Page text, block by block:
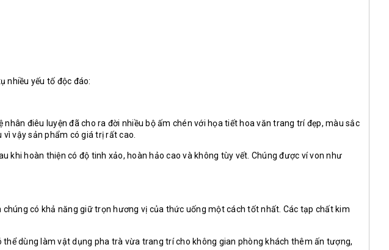
nhiều yếu tố độc đáo:
điêu luyện đã cho ra đời nhiều bộ ấm chén với họa tiết hoa văn trang trí đẹp, màu sắc
vậy sản phẩm có giá trị rất cao.
khi hoàn thiện có độ tinh xảo, hoàn hảo cao và không tùy vết. Chúng được ví von như
có khả năng giữ trọn hương vị của thức uống một cách tốt nhất. Các tạp chất kim
dùng làm vật dụng pha trà vừa trang trí cho không gian phòng khách thêm ấn tượng,